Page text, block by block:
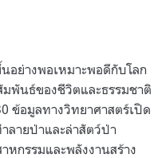
นอย่างพอเหมาะพอดีกับโลก
พันธ์ของชีวิตและธรรมชาติ
ข้อมูลทางวิทยาศาสตร์เปิด
ลายป่าและล่าสัตว์ป่า
กรรมและพลังงานสร้าง